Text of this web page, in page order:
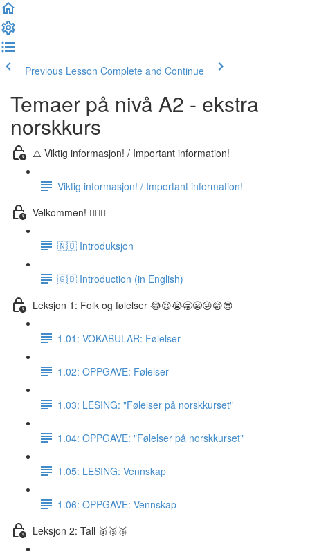
Previous Lesson Complete and Continue
Temaer på nivå A2 - ekstra
norskkurs
⚠️ Viktig informasjon! / Important information!
Viktig informasjon! / Important information!
Velkommen! 🙋🏼‍♂️
🇳🇴 Introduksjon
🇬🇧 Introduction (in English)
Leksjon 1: Folk og følelser 😂😍😭🥱😬😜😁😎
1.01: VOKABULAR: Følelser
1.02: OPPGAVE: Følelser
1.03: LESING: "Følelser på norskkurset"
1.04: OPPGAVE: "Følelser på norskkurset"
1.05: LESING: Vennskap
1.06: OPPGAVE: Vennskap
Leksjon 2: Tall 🥇🥈🥉